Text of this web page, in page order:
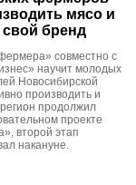
мясо и
свой бренд
совместно с
научит молодых
Новосибирской
производить и
продолжил
проекте
второй этап
накануне.